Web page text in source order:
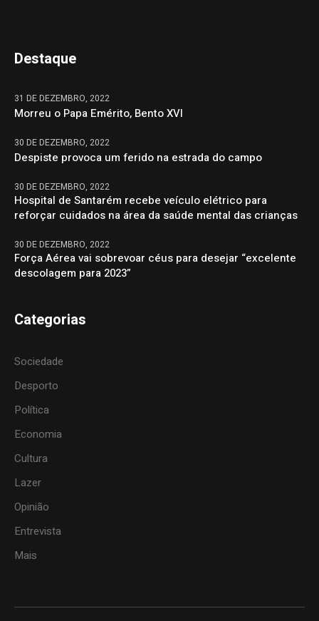
Destaque
31 DE DEZEMBRO, 2022
Morreu o Papa Emérito, Bento XVI
30 DE DEZEMBRO, 2022
Despiste provoca um ferido na estrada do campo
30 DE DEZEMBRO, 2022
Hospital de Santarém recebe veículo elétrico para
reforçar cuidados na área da saúde mental das crianças
30 DE DEZEMBRO, 2022
Força Aérea vai sobrevoar céus para desejar “excelente
descolagem para 2023”
Categorias
Sociedade
Desporto
Política
Economia
Cultura
Lazer
Opinião
Entrevista
Mais